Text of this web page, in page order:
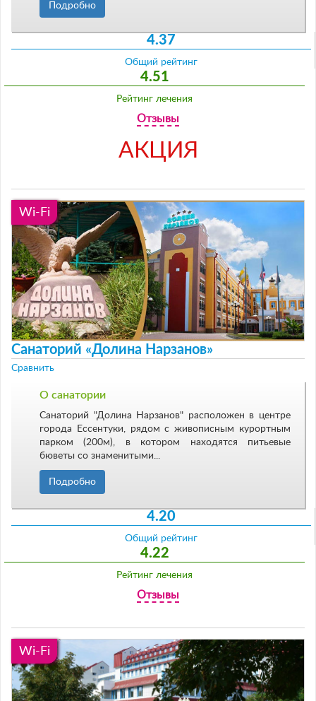
Подробно
4.37
Общий рейтинг
4.51
Рейтинг лечения
Отзывы
АКЦИЯ
Wi-Fi
Санаторий «Долина Нарзанов»
Сравнить
О санатории
Санаторий "Долина Нарзанов" расположен в центре
города Ессентуки, рядом с живописным курортным
парком (200м), в котором находятся питьевые
бюветы со знаменитыми...
Подробно
4.20
Общий рейтинг
4.22
Рейтинг лечения
Отзывы
Wi-Fi